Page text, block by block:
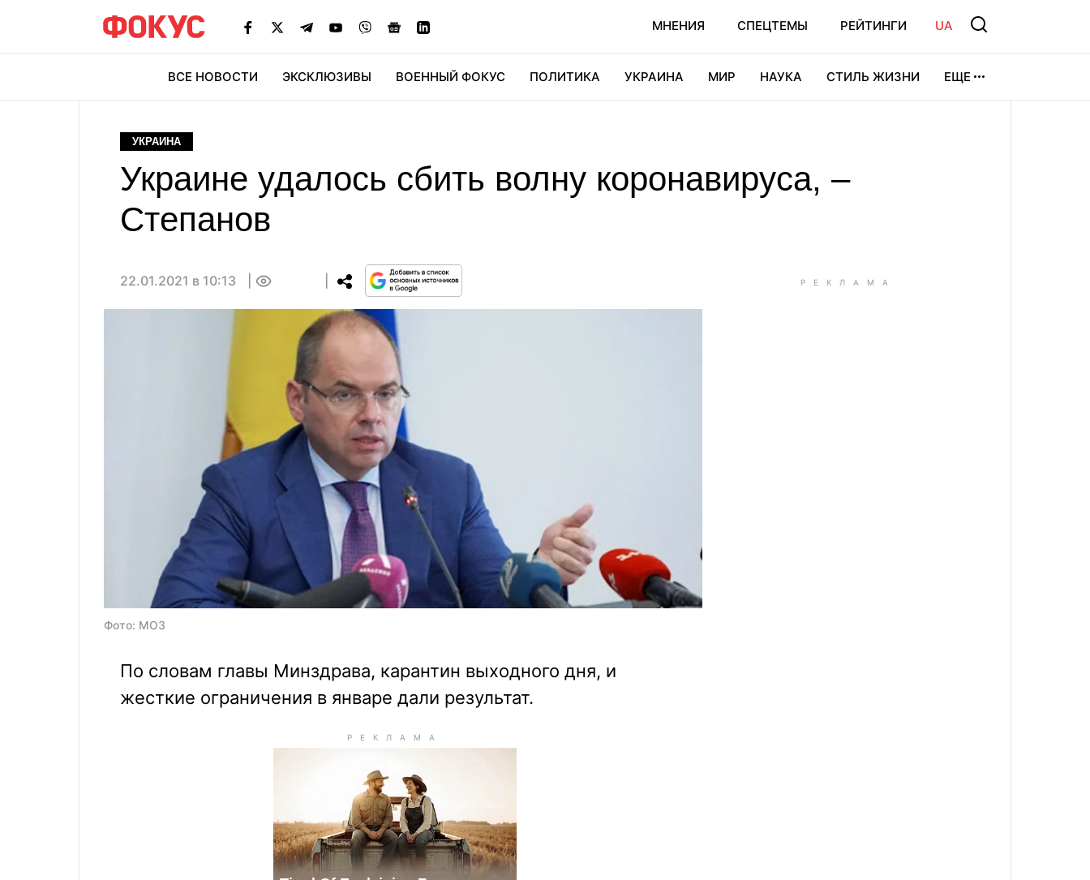
МНЕНИЯ СПЕЦТЕМЫ РЕЙТИНГИ UA
ВСЕ НОВОСТИ ЭКСКЛЮЗИВЫ ВОЕННЫЙ ФОКУС ПОЛИТИКА УКРАИНА МИР НАУКА СТИЛЬ ЖИЗНИ ЕЩЕ
УКРАИНА
Украине удалось сбить волну коронавируса, –
Степанов
22.01.2021 в 10:13
Фото: МОЗ
По словам главы Минздрава, карантин выходного дня, и
жесткие ограничения в январе дали результат.